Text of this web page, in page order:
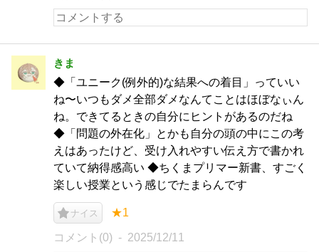
きま
◆「ユニーク(例外的)な結果への着目」っていい
ね〜いつもダメ全部ダメなんてことはほぼなぃん
ね。できてるときの自分にヒントがあるのだね
◆「問題の外在化」とかも自分の頭の中にこの考
えはあったけど、受け入れやすい伝え方で書かれ
ていて納得感高い ◆ちくまプリマー新書、すごく
楽しい授業という感じでたまらんです
ナイス ★1
コメント(0) 2025/12/11